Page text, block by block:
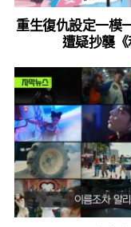
重生復仇設定一模
遭疑抄襲《